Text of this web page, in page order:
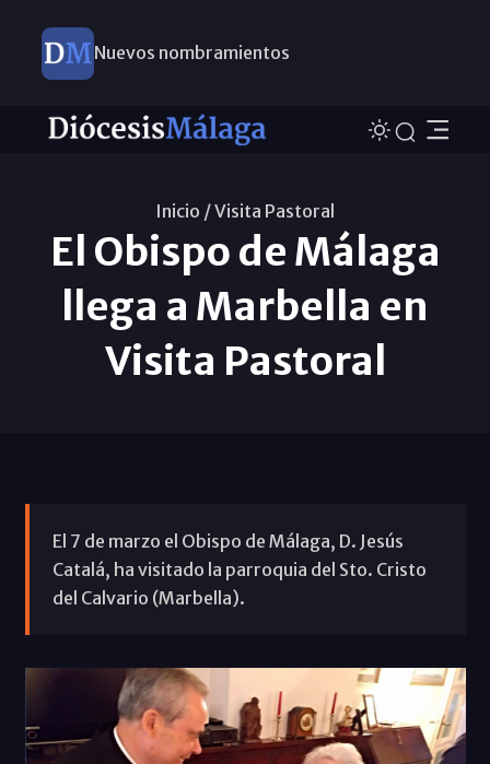
Nuevos nombramientos
Inicio /Visita Pastoral
El Obispo de Málaga
llega a Marbella en
Visita Pastoral
El 7 de marzo el Obispo de Málaga, D. Jesús
Catalá, ha visitado la parroquia del Sto. Cristo
del Calvario (Marbella).